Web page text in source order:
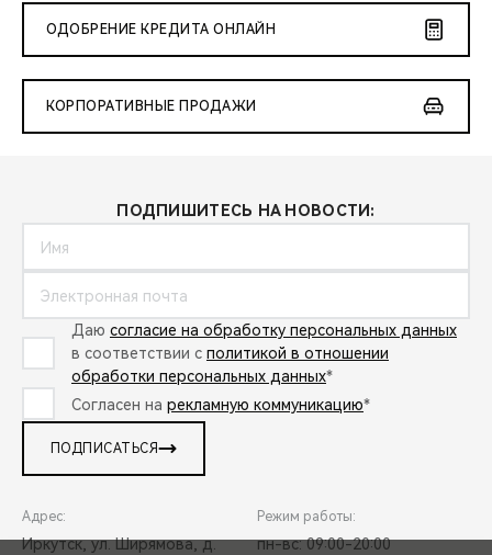
ОДОБРЕНИЕ КРЕДИТА ОНЛАЙН
КОРПОРАТИВНЫЕ ПРОДАЖИ
ПОДПИШИТЕСЬ НА НОВОСТИ:
Даю согласие на обработку персональных данных
в соответствии с политикой в отношении
обработки персональных данных*
Согласен на рекламную коммуникацию*
ПОДПИСАТЬСЯ
Адрес:
Иркутск, ул. Ширямова, д.
Режим работы:
пн-вс: 09:00-20:00